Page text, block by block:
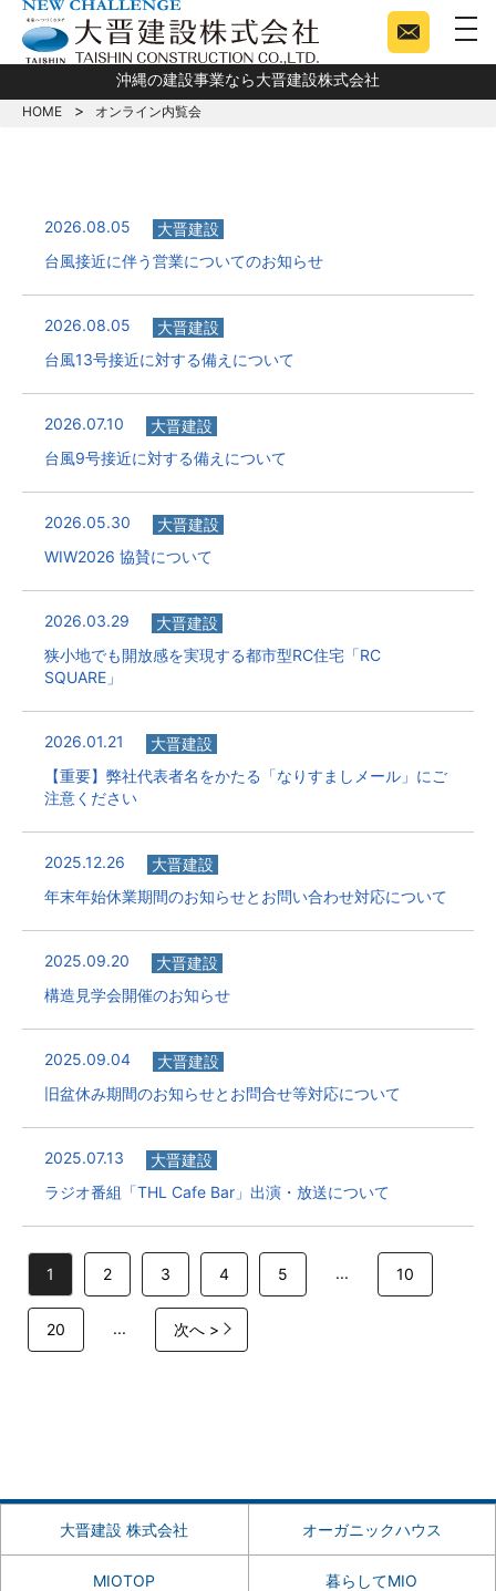
沖縄の建設事業なら大晋建設株式会社
HOME オンライン内覧会
2026.08.05
大晋建設
台風接近に伴う営業についてのお知らせ
2026.08.05
大晋建設
台風13号接近に対する備えについて
2026.07.10
大晋建設
台風9号接近に対する備えについて
2026.05.30
大晋建設
WIW2026 協賛について
2026.03.29
大晋建設
狭小地でも開放感を実現する都市型RC住宅「RC
SQUARE」
2026.01.21
大晋建設
【重要】弊社代表者名をかたる「なりすましメール」にご
注意ください
2025.12.26
大晋建設
年末年始休業期間のお知らせとお問い合わせ対応について
2025.09.20
大晋建設
構造見学会開催のお知らせ
2025.09.04
大晋建設
旧盆休み期間のお知らせとお問合せ等対応について
2025.07.13
大晋建設
ラジオ番組「THL Cafe Bar」出演・放送について
1 2 3 4 5 ... 10
20 ... 次へ >
大晋建設 株式会社 オーガニックハウス
MIOTOP 暮らしてMIO